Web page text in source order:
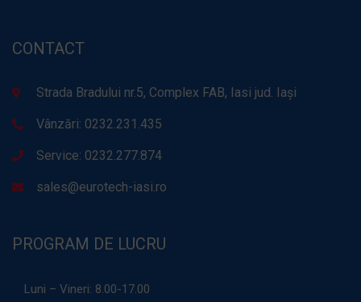
CONTACT
Strada Bradului nr.5, Complex FAB, Iasi jud. Iași
Vânzări: 0232.231.435
Service: 0232.277.874
sales@eurotech-iasi.ro
PROGRAM DE LUCRU
Luni – Vineri: 8.00-17.00